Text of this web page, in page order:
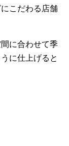
こだわる店舗
に合わせて季
に仕上げると